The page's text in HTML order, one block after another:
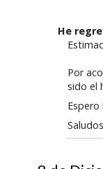
He
Por
sido el